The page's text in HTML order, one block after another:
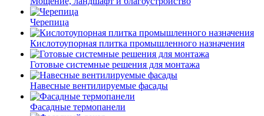
Черепица
Кислотоупорная плитка промышленного назначения
Готовые системные решения для монтажа
Навесные вентилируемые фасады
Фасадные термопанели